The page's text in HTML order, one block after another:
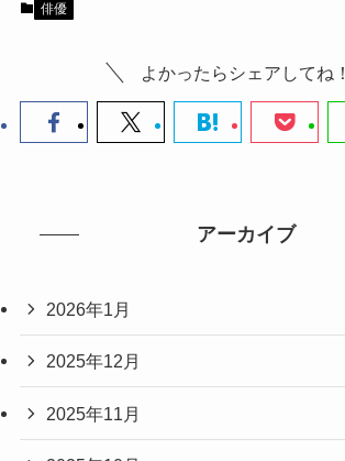
俳優
よかったらシェアしてね！
アーカイブ
2026年1月
2025年12月
2025年11月